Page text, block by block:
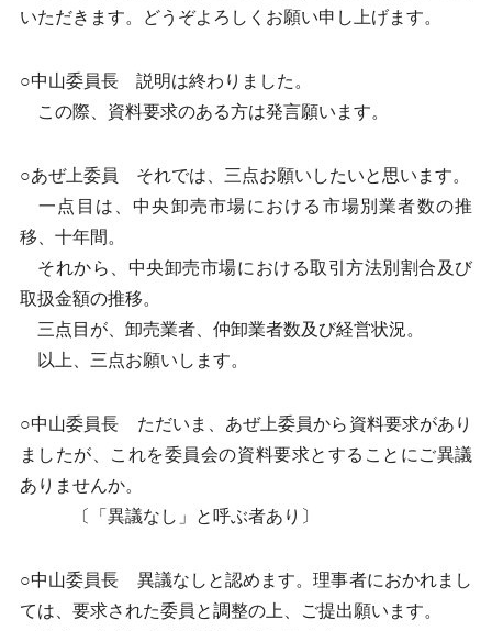
いただきます。どうぞよろしくお願い申し上げます。
○中山委員長 説明は終わりました。
この際、資料要求のある方は発言願います。
○あぜ上委員 それでは、三点お願いしたいと思います。
一点目は、中央卸売市場における市場別業者数の推
移、十年間。
それから、中央卸売市場における取引方法別割合及び
取扱金額の推移。
三点目が、卸売業者、仲卸業者数及び経営状況。
以上、三点お願いします。
○中山委員長 ただいま、あぜ上委員から資料要求があり
ましたが、これを委員会の資料要求とすることにご異議
ありませんか。
〔「異議なし」と呼ぶ者あり〕
○中山委員長 異議なしと認めます。理事者におかれまし
ては、要求された委員と調整の上、ご提出願います。